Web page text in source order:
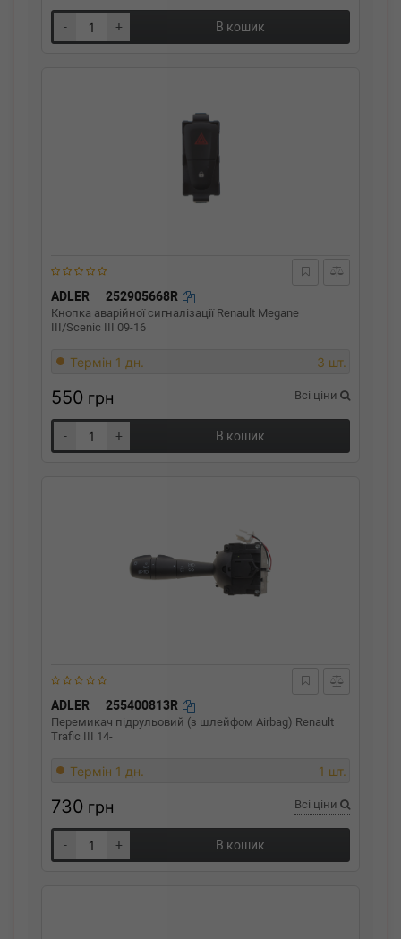
- + В кошик
ADLER 252905668R
Кнопка аварійної сигналізації Renault Megane
III/Scenic III 09-16
Термін 1 дн. 3 шт.
550 грн Всі ціни
- + В кошик
ADLER 255400813R
Перемикач підрульовий (з шлейфом Airbag) Renault
Trafic III 14-
Термін 1 дн. 1 шт.
730 грн Всі ціни
- + В кошик